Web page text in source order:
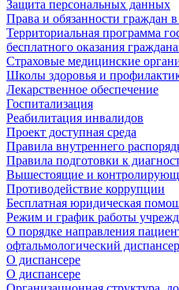
Защита персональных данных
Права и обязанности граждан
Территориальная программа
бесплатного оказания
Страховые медицинские
Школы здоровья и
Лекарственное обеспечение
Госпитализация
Реабилитация инвалидов
Проект доступная среда
Правила внутреннего
Правила подготовки к
Вышестоящие и
Противодействие коррупции
Бесплатная юридическая
Режим и график работы
О порядке направления
офтальмологический диспансер
О диспансере
О диспансере